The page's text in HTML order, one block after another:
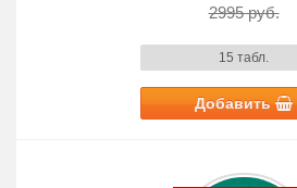
2995 руб.
15 табл.
Добавить